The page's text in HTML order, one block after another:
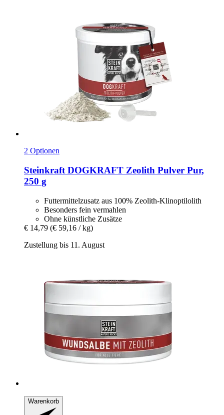
2 Optionen
Steinkraft DOGKRAFT Zeolith Pulver Pur,
250 g
Futtermittelzusatz aus 100% Zeolith-Klinoptilolith
Besonders fein vermahlen
Ohne künstliche Zusätze
€ 14,79 (€ 59,16 / kg)
Zustellung bis 11. August
Warenkorb